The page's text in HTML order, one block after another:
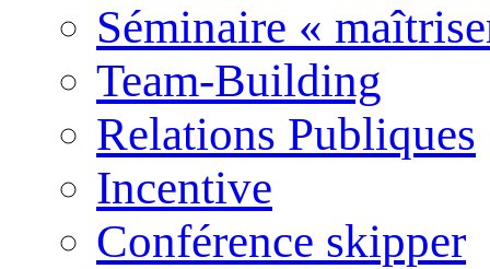
Séminaire «
Team-Building
Relations Publiques
Incentive
Conférence skipper